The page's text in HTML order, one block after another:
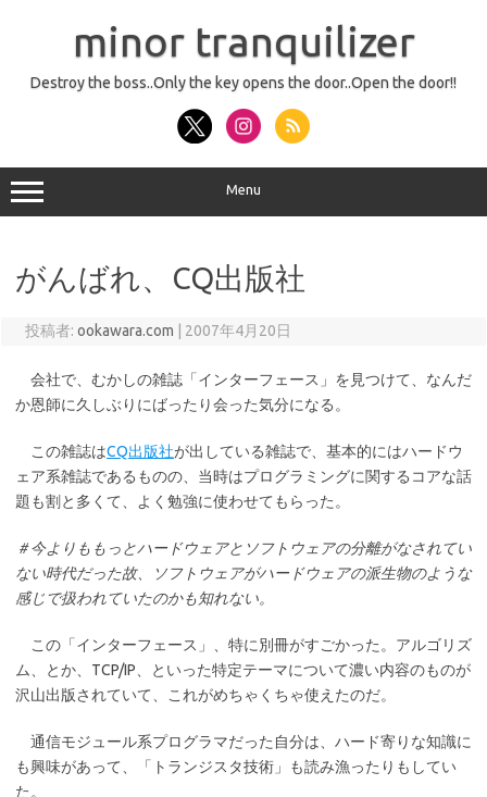
minor tranquilizer
Destroy the boss..Only the key opens the door..Open the door!!
Menu
がんばれ、CQ出版社
投稿者: ookawara.com 2007年4月20日
会社で、むかしの雑誌「インターフェース」を見つけて、なんだ
か恩師に久しぶりにばったり会った気分になる。
この雑誌はCQ出版社が出している雑誌で、基本的にはハードウ
ェア系雑誌であるものの、当時はプログラミングに関するコアな話
題も割と多くて、よく勉強に使わせてもらった。
＃今よりももっとハードウェアとソフトウェアの分離がなされてい
ない時代だった故、ソフトウェアがハードウェアの派生物のような
感じで扱われていたのかも知れない。
この「インターフェース」、特に別冊がすごかった。アルゴリズ
ム、とか、TCP/IP、といった特定テーマについて濃い内容のものが
沢山出版されていて、これがめちゃくちゃ使えたのだ。
通信モジュール系プログラマだった自分は、ハード寄りな知識に
も興味があって、「トランジスタ技術」も読み漁ったりもしてい
た。